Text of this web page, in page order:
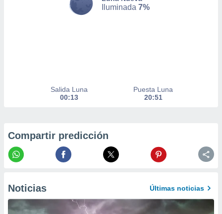
o acceder
datos
perfiles
utilizar
Iluminada 7%
Salida Luna
00:13
Puesta Luna
20:51
Compartir predicción
Noticias Últimas noticias